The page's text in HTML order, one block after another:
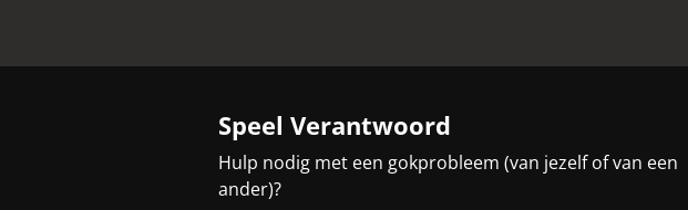
Speel Verantwoord
Hulp nodig met een gokprobleem (van jezelf of van een
ander)?